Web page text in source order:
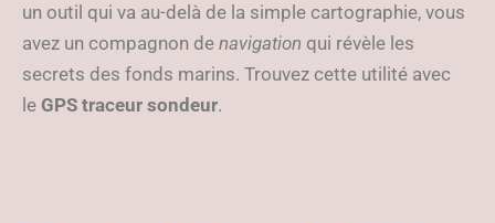
un outil qui va au-delà de la simple cartographie, vous
avez un compagnon de navigation qui révèle les
secrets des fonds marins. Trouvez cette utilité avec
le GPS traceur sondeur.